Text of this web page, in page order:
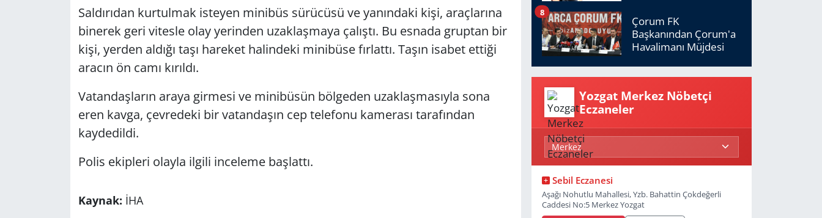
Saldırıdan kurtulmak isteyen minibüs sürücüsü ve yanındaki kişi, araçlarına
binerek geri vitesle olay yerinden uzaklaşmaya çalıştı. Bu esnada gruptan bir
kişi, yerden aldığı taşı hareket halindeki minibüse fırlattı. Taşın isabet ettiği
aracın ön camı kırıldı.
Vatandaşların araya girmesi ve minibüsün bölgeden uzaklaşmasıyla sona
eren kavga, çevredeki bir vatandaşın cep telefonu kamerası tarafından
kaydedildi.
Polis ekipleri olayla ilgili inceleme başlattı.
Kaynak: İHA
Çorum FK
Başkanından Çorum'a
Havalimanı Müjdesi
8
Yozgat Merkez Nöbetçi
Eczaneler
Sebil Eczanesi
Aşağı Nohutlu Mahallesi, Yzb. Bahattin Çokdeğerli
Caddesi No:5 Merkez Yozgat